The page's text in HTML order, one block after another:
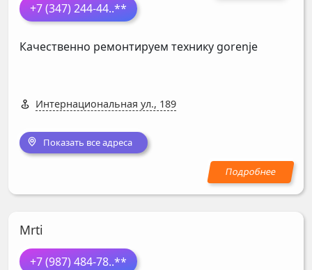
+7 (347) 244-44..**
Качественно ремонтируем технику gorenje
Интернациональная ул., 189
Показать все адреса
Mrti
+7 (987) 484-78..**